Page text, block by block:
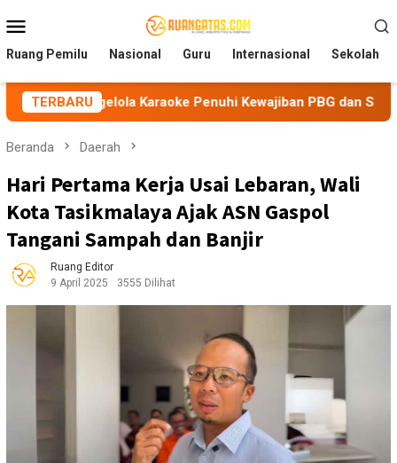
ke
kontenMobile
Ruang Pemilu Nasional Guru Internasional Sekolah
TERBARU
Karaoke Penuhi Kewajiban PBG dan SLF BEM
Beranda Daerah
Hari Pertama Kerja Usai Lebaran, Wali
Kota Tasikmalaya Ajak ASN Gaspol
Tangani Sampah dan Banjir
Ruang Editor
9 April 2025
3555 Dilihat